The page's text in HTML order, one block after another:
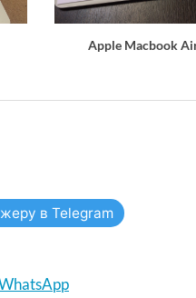
Apple Macbook
в Telegram